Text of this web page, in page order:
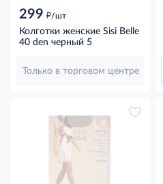
299 д/шт
Колготки женские Sisi Belle
40 den черный 5
Только в торговом центре